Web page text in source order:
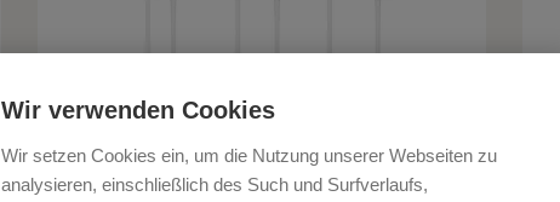
Gabriel Gold Edition 6 Weingläser, 90
Gramm, im Geschenkkarton
Wir verwenden Cookies
Wir setzen Cookies ein, um die Nutzung unserer Webseiten zu
analysieren, einschließlich des Such und Surfverlaufs,